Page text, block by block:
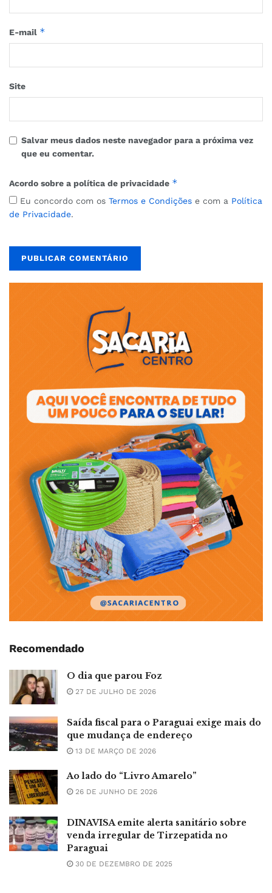
E-mail *
Site
Salvar meus dados neste navegador para a próxima vez
que eu comentar.
Acordo sobre a política de privacidade *
Eu concordo com os Termos e Condições e com a Política
de Privacidade.
Recomendado
O dia que parou Foz
27 DE JULHO DE 2026
Saída fiscal para o Paraguai exige mais do
que mudança de endereço
13 DE MARÇO DE 2026
Ao lado do “Livro Amarelo”
26 DE JUNHO DE 2026
DINAVISA emite alerta sanitário sobre
venda irregular de Tirzepatida no
Paraguai
30 DE DEZEMBRO DE 2025